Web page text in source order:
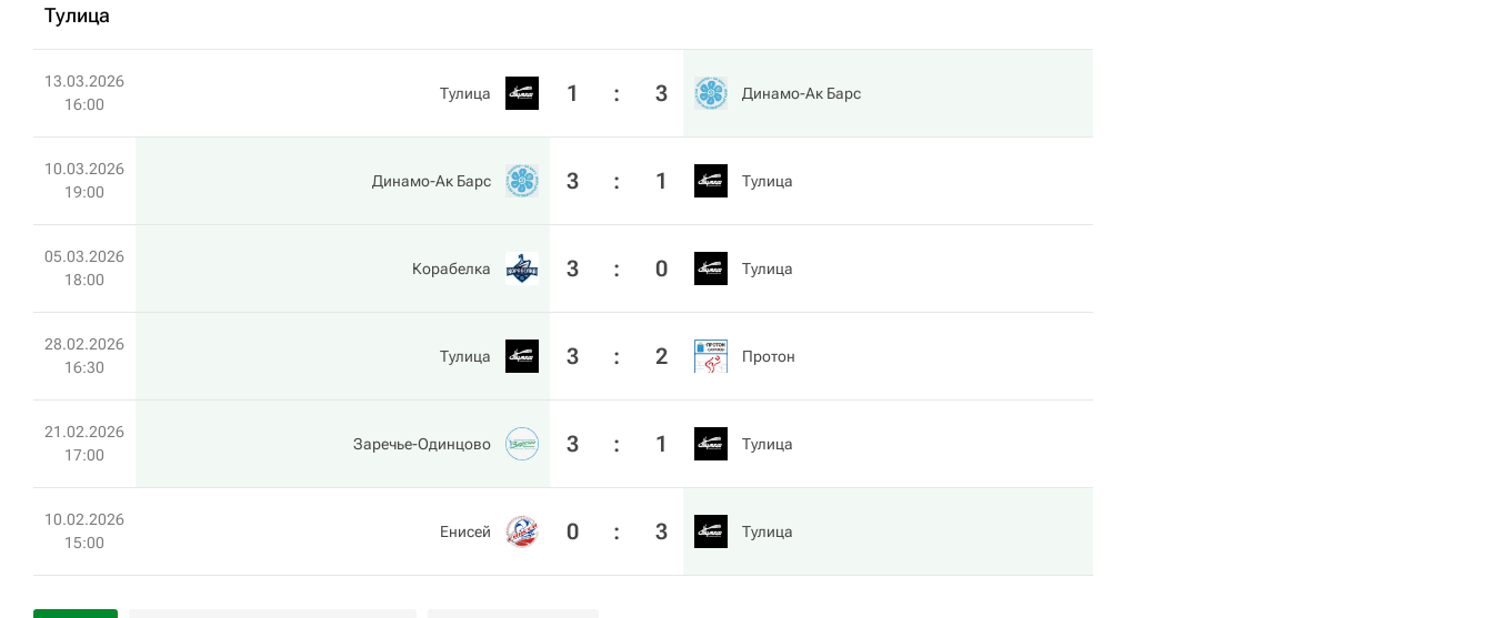
Тулица
13.03.2026
16:00
Тулица 1 : 3 Динамо-Ак Барс
10.03.2026
19:00
Динамо-Ак Барс 3 : 1 Тулица
05.03.2026
18:00
Корабелка 3 : 0 Тулица
28.02.2026
16:30
Тулица 3 : 2 Протон
21.02.2026
17:00
Заречье-Одинцово 3 : 1 Тулица
10.02.2026
15:00
Енисей 0 : 3 Тулица